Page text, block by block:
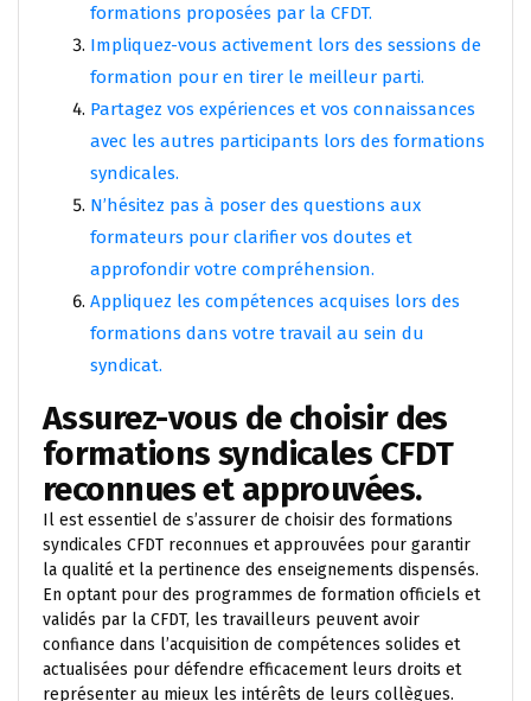
formations proposées par la CFDT.
Impliquez-vous activement lors des sessions de
formation pour en tirer le meilleur parti.
Partagez vos expériences et vos connaissances
avec les autres participants lors des formations
syndicales.
N’hésitez pas à poser des questions aux
formateurs pour clarifier vos doutes et
approfondir votre compréhension.
Appliquez les compétences acquises lors des
formations dans votre travail au sein du
syndicat.
Assurez-vous de choisir des
formations syndicales CFDT
reconnues et approuvées.
Il est essentiel de s’assurer de choisir des formations
syndicales CFDT reconnues et approuvées pour garantir
la qualité et la pertinence des enseignements dispensés.
En optant pour des programmes de formation officiels et
validés par la CFDT, les travailleurs peuvent avoir
confiance dans l’acquisition de compétences solides et
actualisées pour défendre efficacement leurs droits et
représenter au mieux les intérêts de leurs collègues.